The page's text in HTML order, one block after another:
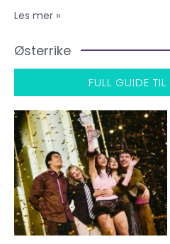
Les mer »
Østerrike
FULL GUIDE